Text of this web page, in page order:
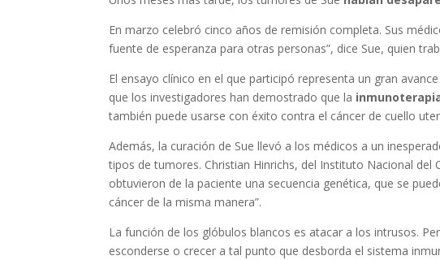
En marzo celebró cinco años de remisión completa. Sus
fuente de esperanza para otras personas”, dice Sue, quien
El ensayo clínico en el que participó representa un gran
que los investigadores han demostrado que la
también puede usarse con éxito contra el cáncer de cuello
Además, la curación de Sue llevó a los médicos a un
tipos de tumores. Christian Hinrichs, del Instituto Nacional del
obtuvieron de la paciente una secuencia genética, que se
cáncer de la misma manera”.
La función de los glóbulos blancos es atacar a los intrusos.
esconderse o crecer a tal punto que desborda el sistema